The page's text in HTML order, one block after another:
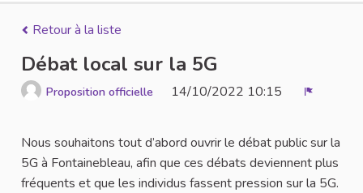
Retour à la liste
Débat local sur la 5G
Proposition officielle 14/10/2022 10:15
Nous souhaitons tout d’abord ouvrir le débat public sur la
5G à Fontainebleau, afin que ces débats deviennent plus
fréquents et que les individus fassent pression sur la 5G.